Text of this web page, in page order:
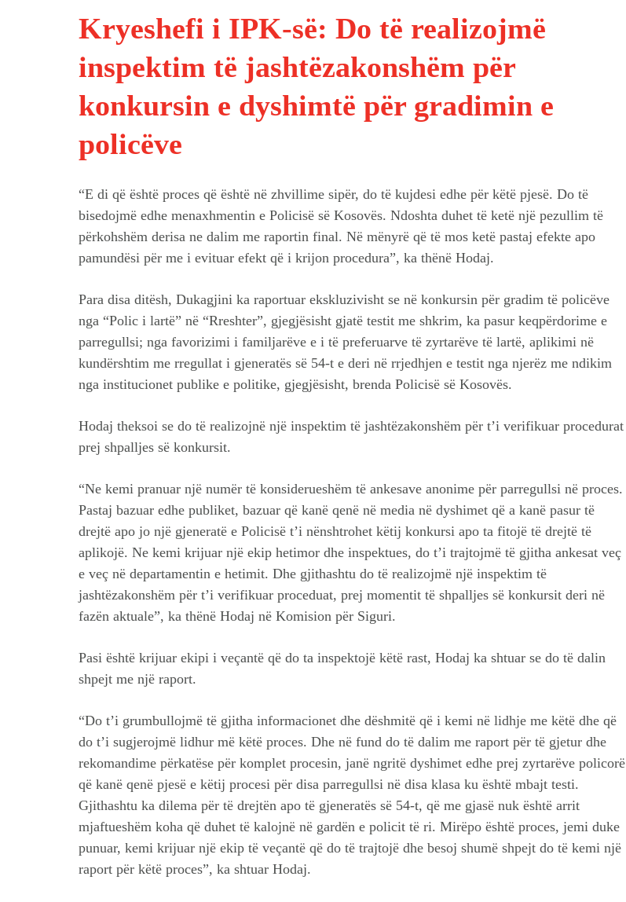
Kryeshefi i IPK-së: Do të realizojmë
inspektim të jashtëzakonshëm për
konkursin e dyshimtë për gradimin e
policëve
“E di që është proces që është në zhvillime sipër, do të kujdesi edhe për këtë pjesë. Do të
bisedojmë edhe menaxhmentin e Policisë së Kosovës. Ndoshta duhet të ketë një pezullim të
përkohshëm derisa ne dalim me raportin final. Në mënyrë që të mos ketë pastaj efekte apo
pamundësi për me i evituar efekt që i krijon procedura”, ka thënë Hodaj.
Para disa ditësh, Dukagjini ka raportuar ekskluzivisht se në konkursin për gradim të policëve
nga “Polic i lartë” në “Rreshter”, gjegjësisht gjatë testit me shkrim, ka pasur keqpërdorime e
parregullsi; nga favorizimi i familjarëve e i të preferuarve të zyrtarëve të lartë, aplikimi në
kundërshtim me rregullat i gjeneratës së 54-t e deri në rrjedhjen e testit nga njerëz me ndikim
nga institucionet publike e politike, gjegjësisht, brenda Policisë së Kosovës.
Hodaj theksoi se do të realizojnë një inspektim të jashtëzakonshëm për t’i verifikuar procedurat
prej shpalljes së konkursit.
“Ne kemi pranuar një numër të konsiderueshëm të ankesave anonime për parregullsi në proces.
Pastaj bazuar edhe publiket, bazuar që kanë qenë në media në dyshimet që a kanë pasur të
drejtë apo jo një gjeneratë e Policisë t’i nënshtrohet këtij konkursi apo ta fitojë të drejtë të
aplikojë. Ne kemi krijuar një ekip hetimor dhe inspektues, do t’i trajtojmë të gjitha ankesat veç
e veç në departamentin e hetimit. Dhe gjithashtu do të realizojmë një inspektim të
jashtëzakonshëm për t’i verifikuar proceduat, prej momentit të shpalljes së konkursit deri në
fazën aktuale”, ka thënë Hodaj në Komision për Siguri.
Pasi është krijuar ekipi i veçantë që do ta inspektojë këtë rast, Hodaj ka shtuar se do të dalin
shpejt me një raport.
“Do t’i grumbullojmë të gjitha informacionet dhe dëshmitë që i kemi në lidhje me këtë dhe që
do t’i sugjerojmë lidhur më këtë proces. Dhe në fund do të dalim me raport për të gjetur dhe
rekomandime përkatëse për komplet procesin, janë ngritë dyshimet edhe prej zyrtarëve policorë
që kanë qenë pjesë e këtij procesi për disa parregullsi në disa klasa ku është mbajt testi.
Gjithashtu ka dilema për të drejtën apo të gjeneratës së 54-t, që me gjasë nuk është arrit
mjaftueshëm koha që duhet të kalojnë në gardën e policit të ri. Mirëpo është proces, jemi duke
punuar, kemi krijuar një ekip të veçantë që do të trajtojë dhe besoj shumë shpejt do të kemi një
raport për këtë proces”, ka shtuar Hodaj.